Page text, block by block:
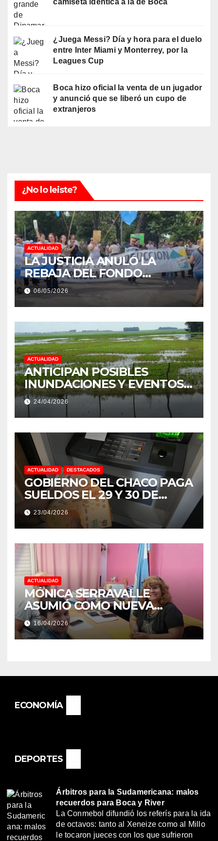
camiseta idéntica a la de Boca
¿Juega Messi? Día y hora para el duelo
entre Inter Miami y Monterrey, por la
Leagues Cup
Boca hizo oficial la venta de un jugador
y anunció que se liberó un cupo de
extranjeros
¿No lo leiste?
ACTUALIDAD
LA JUSTICIA ANULÓ LA
REBAJA DEL FONDO
ESTÍMULO A EMPLEADOS DE
PRODUCCIÓN DE LA
PROVINCIA DEL CHACO
06/05/2026
ACTUALIDAD
ANTICIPAN POSIBLES
INUNDACIONES Y EVENTOS
EXTREMOS: “PODRÍA SER UN
NIÑO MUY IMPORTANTE”
24/04/2026
ACTUALIDAD DESTACADOS
GOBIERNO DEL CHACO PAGA
SUELDOS EL 29 Y 30 DE
ABRIL, CON EL 2% DE
AUMENTO
23/04/2026
ACTUALIDAD
MÓNICA SERRAVALLE
ASUMIÓ COMO NUEVA
DIRECTORA DEL E.E.S. N° 82
«RENÉ FAVALORO» DE
BASAIL.
16/04/2026
ECONOMÍA
DEPORTES
Árbitros para la Sudamericana: malos
recuerdos para Boca y River
La Conmebol difundió los referís para la ida
de octavos: tanto al Xeneize como al Millo
le tocaron jueces con los que sufrieron